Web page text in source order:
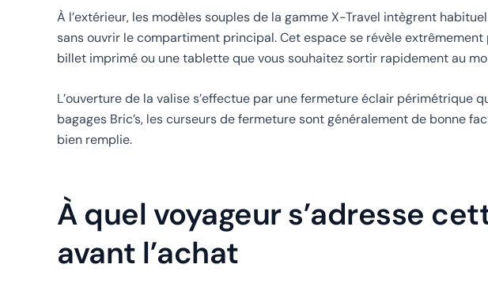
À l’extérieur, les modèles souples de la gamme X-Travel intègrent
sans ouvrir le compartiment principal. Cet espace se révèle
billet imprimé ou une tablette que vous souhaitez sortir rapidement au
L’ouverture de la valise s’effectue par une fermeture éclair périmétrique
bagages Bric’s, les curseurs de fermeture sont généralement de bonne
bien remplie.
À quel voyageur s’adresse
avant l’achat